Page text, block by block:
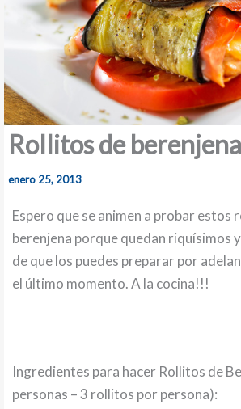
Rollitos de berenjena
enero 25, 2013
Espero que se animen a probar estos
berenjena porque quedan riquísimos
de que los puedes preparar por
el último momento. A la cocina!!!
Ingredientes para hacer Rollitos de
personas – 3 rollitos por persona):